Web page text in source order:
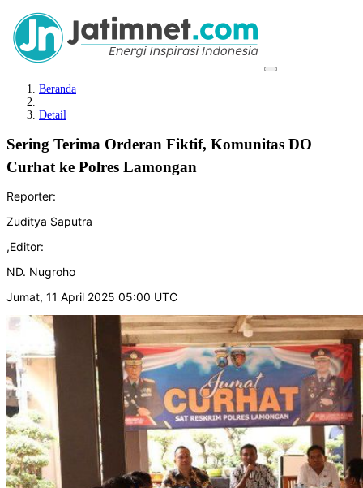
Beranda
Detail
Sering Terima Orderan Fiktif, Komunitas DO
Curhat ke Polres Lamongan
Reporter:
Zuditya Saputra
,Editor:
ND. Nugroho
Jumat, 11 April 2025 05:00 UTC